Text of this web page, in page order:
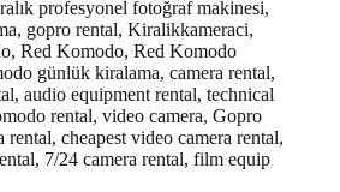
profesyonel fotoğraf makinesi,
gopro rental, Kiralikkameraci,
Red Komodo, Red Komodo
günlük kiralama, camera rental,
audio equipment rental, technical
rental, video camera, Gopro
rental, cheapest video camera rental,
7/24 camera rental, film equip